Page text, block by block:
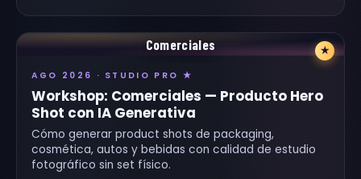
★
Comerciales
AGO 2026 · STUDIO PRO ★
Workshop: Comerciales — Producto Hero
Shot con IA Generativa
Cómo generar product shots de packaging,
cosmética, autos y bebidas con calidad de estudio
fotográfico sin set físico.